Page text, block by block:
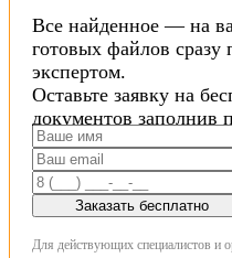
Все найденное — на
готовых файлов сразу
экспертом.
Оставьте заявку на
документов заполнив
Заказать бесплатно
Для действующих специалистов